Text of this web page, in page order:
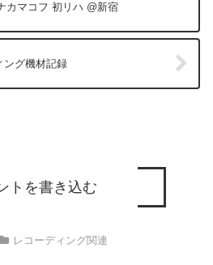
カマコフ 初リハ @新宿
ング機材記録
トを書き込む
レコーディング関連